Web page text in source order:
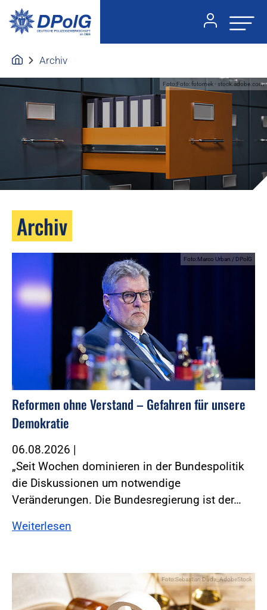
Archiv
Foto:Foto: fotomek - stock.adobe.com
Archiv
Foto:Marco Urban / DPolG
Reformen ohne Verstand – Gefahren für unsere
Demokratie
06.08.2026 |
„Seit Wochen dominieren in der Bundespolitik
die Diskussionen um notwendige
Veränderungen. Die Bundesregierung ist der…
Weiterlesen
Foto:Sebastian Duda_AdobeStock